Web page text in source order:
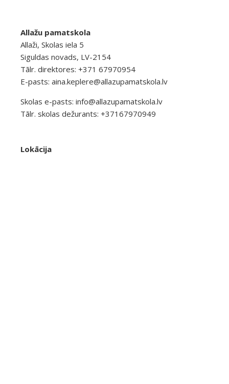
Allažu pamatskola
Allaži, Skolas iela 5
Siguldas novads, LV-2154
Tālr. direktores: +371 67970954
E-pasts: aina.keplere@allazupamatskola.lv
Skolas e-pasts: info@allazupamatskola.lv
Tālr. skolas dežurants: +37167970949
Lokācija